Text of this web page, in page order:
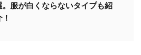
。服が白くならないタイプも紹